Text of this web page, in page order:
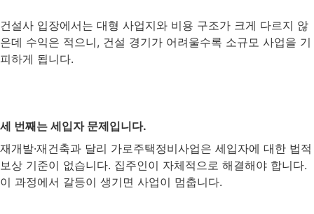
건설사 입장에서는 대형 사업지와 비용 구조가 크게 다르지 않
은데 수익은 적으니, 건설 경기가 어려울수록 소규모 사업을 기
피하게 됩니다.
세 번째는 세입자 문제입니다.
재개발·재건축과 달리 가로주택정비사업은 세입자에 대한 법적
보상 기준이 없습니다. 집주인이 자체적으로 해결해야 합니다.
이 과정에서 갈등이 생기면 사업이 멈춥니다.